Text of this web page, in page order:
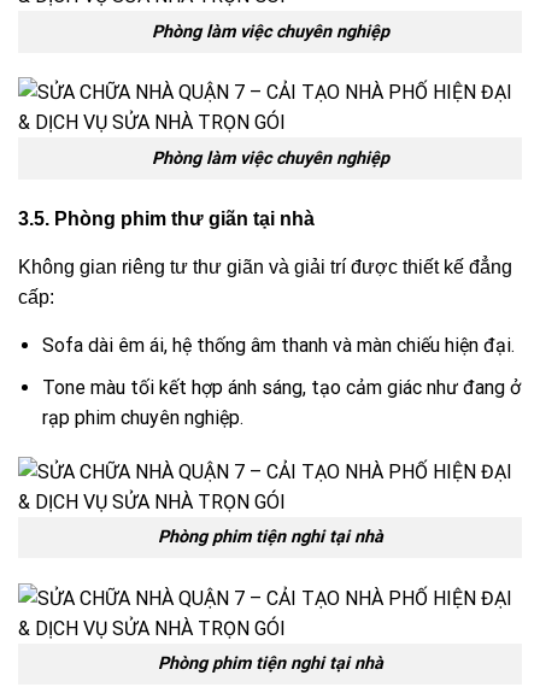
Phòng làm việc chuyên nghiệp
Phòng làm việc chuyên nghiệp
3.5. Phòng phim thư giãn tại nhà
Không gian riêng tư thư giãn và giải trí được thiết kế đẳng
cấp:
Sofa dài êm ái, hệ thống âm thanh và màn chiếu hiện đại.
Tone màu tối kết hợp ánh sáng, tạo cảm giác như đang ở
rạp phim chuyên nghiệp.
Phòng phim tiện nghi tại nhà
Phòng phim tiện nghi tại nhà